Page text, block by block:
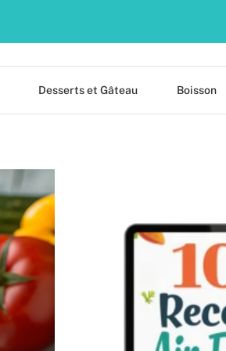
Desserts et Gâteau Boisson